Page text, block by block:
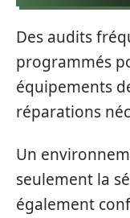
Des audits
programmés
équipements
réparations
Un
seulement la
également